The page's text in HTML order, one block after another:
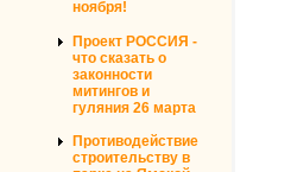
ноября!
Проект РОССИЯ -
что сказать о
законности
митингов и
гуляния 26 марта
Противодействие
строительству в